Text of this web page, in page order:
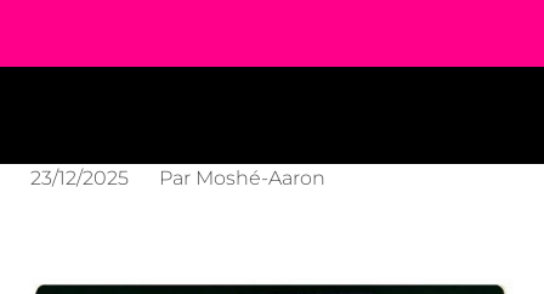
23/12/2025 Par Moshé-Aaron